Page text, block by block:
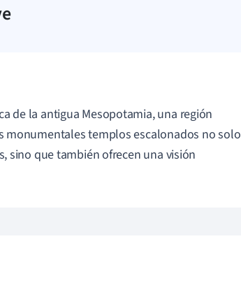
de la antigua Mesopotamia, una región
monumentales templos escalonados no solo
sino que también ofrecen una visión